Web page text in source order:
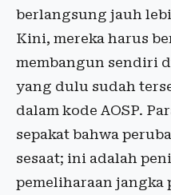
berlangsung jauh
Kini, mereka harus
membangun sendiri
yang dulu sudah
dalam kode AOSP.
sepakat bahwa
sesaat; ini adalah
pemeliharaan jangka